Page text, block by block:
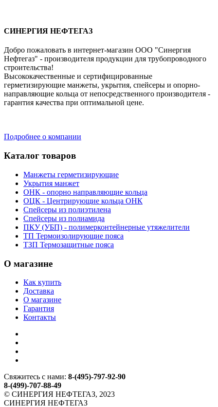
СИНЕРГИЯ НЕФТЕГАЗ
Добро пожаловать в интернет-магазин ООО "Синергия
Нефтегаз" - производителя продукции для трубопроводного
строительства!
Высококачественные и сертифицированные
герметизирующие манжеты, укрытия, спейсеры и опорно-
направляющие кольца от непосредственного производителя -
гарантия качества при оптимальной цене.
Подробнее о компании
Каталог товаров
Манжеты герметизирующие
Укрытия манжет
ОНК - опорно направляющие кольца
ОЦК - Центрирующие кольца ОНК
Спейсеры из полиэтилена
Спейсеры из полиамида
ПКУ (УБП) - полимерконтейнерные утяжелители
ТП Термоизолирующие пояса
ТЗП Термозащитные пояса
О магазине
Как купить
Доставка
О магазине
Гарантия
Контакты
Свяжитесь с нами: 8-(495)-797-92-90
8-(499)-707-88-49
© СИНЕРГИЯ НЕФТЕГАЗ, 2023
СИНЕРГИЯ НЕФТЕГАЗ